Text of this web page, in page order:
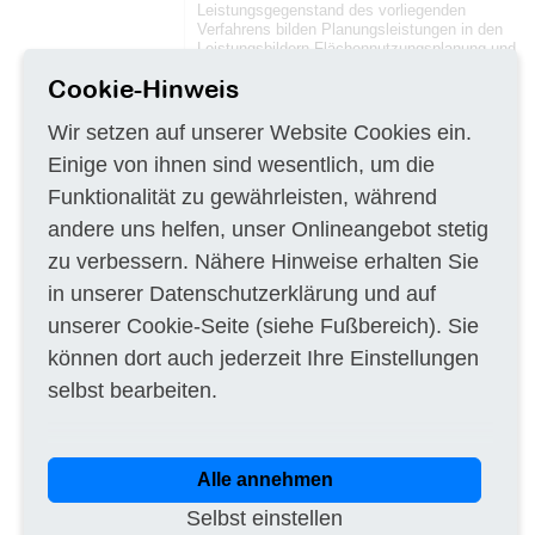
Leistungsgegenstand des vorliegenden
Verfahrens bilden Planungsleistungen in den
Leistungsbildern Flächennutzungsplanung und
besondere Leistungen im Sinne der Anlagen 2
Landschaftsplan ist gemäß den aktuellen
rechtlichen Grundlagen im Parallelverfahren
anzupassen. Der Bedarf für die Neufassung
ergibt sich aufgrund aktueller Entwicklungen,
den sich verändernden Ansprüchen und
Nutzungsstrukturen der Bevölkerung,
veränderten Entwicklungsperspektiven,
vorliegende Planungen und Konzepte) sowie
den derzeitigen und zukünftigen veränderten
Rahmenbedingungen.
II.1.6) Angaben zu den Losen Aufteilung des
Auftrags in Lose: nein
II.2) Beschreibung
II.2.1) Bezeichnung des Auftrags
Cookie-Hinweis
Wir setzen auf unserer Website Cookies ein.
Einige von ihnen sind wesentlich, um die
Funktionalität zu gewährleisten, während
andere uns helfen, unser Onlineangebot stetig
zu verbessern. Nähere Hinweise erhalten Sie
in unserer Datenschutzerklärung und auf
unserer Cookie-Seite (siehe Fußbereich). Sie
können dort auch jederzeit Ihre Einstellungen
selbst bearbeiten.
Alle annehmen
Selbst einstellen